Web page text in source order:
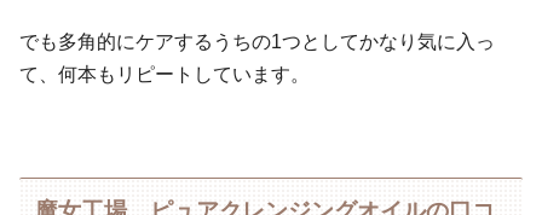
でも多角的にケアするうちの1つとしてかなり気に入っ
て、何本もリピートしています。